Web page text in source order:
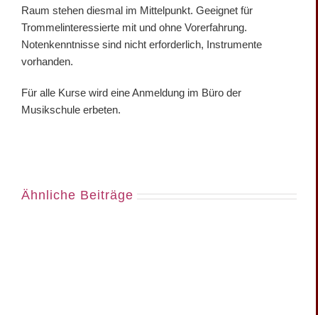
Raum stehen diesmal im Mittelpunkt. Geeignet für
Trommelinteressierte mit und ohne Vorerfahrung.
Notenkenntnisse sind nicht erforderlich, Instrumente
vorhanden.
Für alle Kurse wird eine Anmeldung im Büro der
Musikschule erbeten.
Ähnliche Beiträge